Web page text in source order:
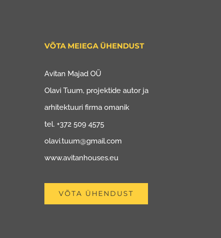
VÕTA MEIEGA ÜHENDUST
Avitan Majad OÜ
Olavi Tuum, projektide autor ja
arhitektuuri firma omanik
tel. +372 509 4575
olavi.tuum@gmail.com
www.avitanhouses.eu
VÕTA ÜHENDUST